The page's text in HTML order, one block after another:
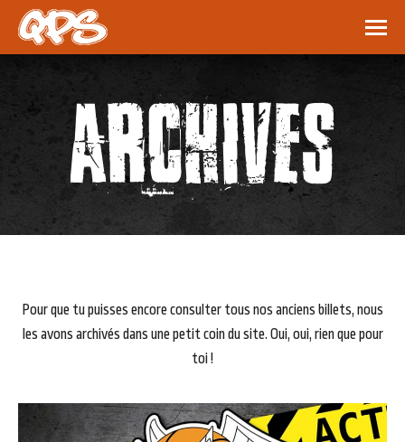
ARCHIVES
Pour que tu puisses encore consulter tous nos anciens billets, nous
les avons archivés dans une petit coin du site. Oui, oui, rien que pour
toi !